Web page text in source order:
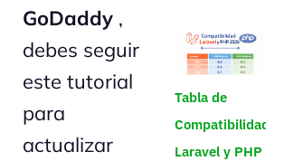
GoDaddy ,
debes seguir
este tutorial
para
actualizar
Tabla de
Compatibilidad
Laravel y PHP